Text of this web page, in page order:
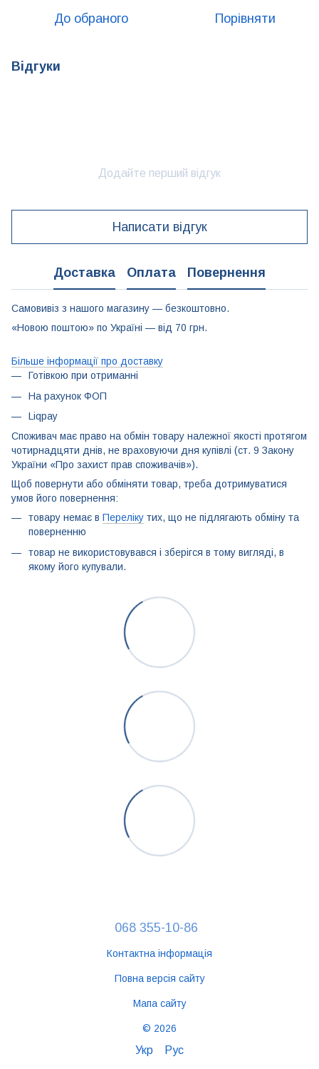
До обраного Порівняти
Відгуки
Додайте перший відгук
Написати відгук
Доставка Оплата Повернення
Самовивіз з нашого магазину — безкоштовно.
«Новою поштою» по Україні — від 70 грн.
Більше інформації про доставку
Готівкою при отриманні
На рахунок ФОП
Liqpay
Споживач має право на обмін товару належної якості протягом
чотирнадцяти днів, не враховуючи дня купівлі (ст. 9 Закону
України «Про захист прав споживачів»).
Щоб повернути або обміняти товар, треба дотримуватися
умов його повернення:
товару немає в Переліку тих, що не підлягають обміну та
поверненню
товар не використовувався і зберігся в тому вигляді, в
якому його купували.
068 355-10-86
Контактна інформація
Повна версія сайту
Мапа сайту
© 2026
Укр Рус